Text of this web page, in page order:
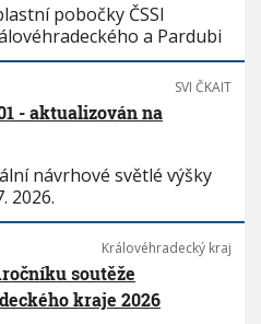
pobočky ČSSI
a Pardubi
SVI ČKAIT
- aktualizován na
návrhové světlé výšky
2026.
Královéhradecký kraj
soutěže
kraje 2026